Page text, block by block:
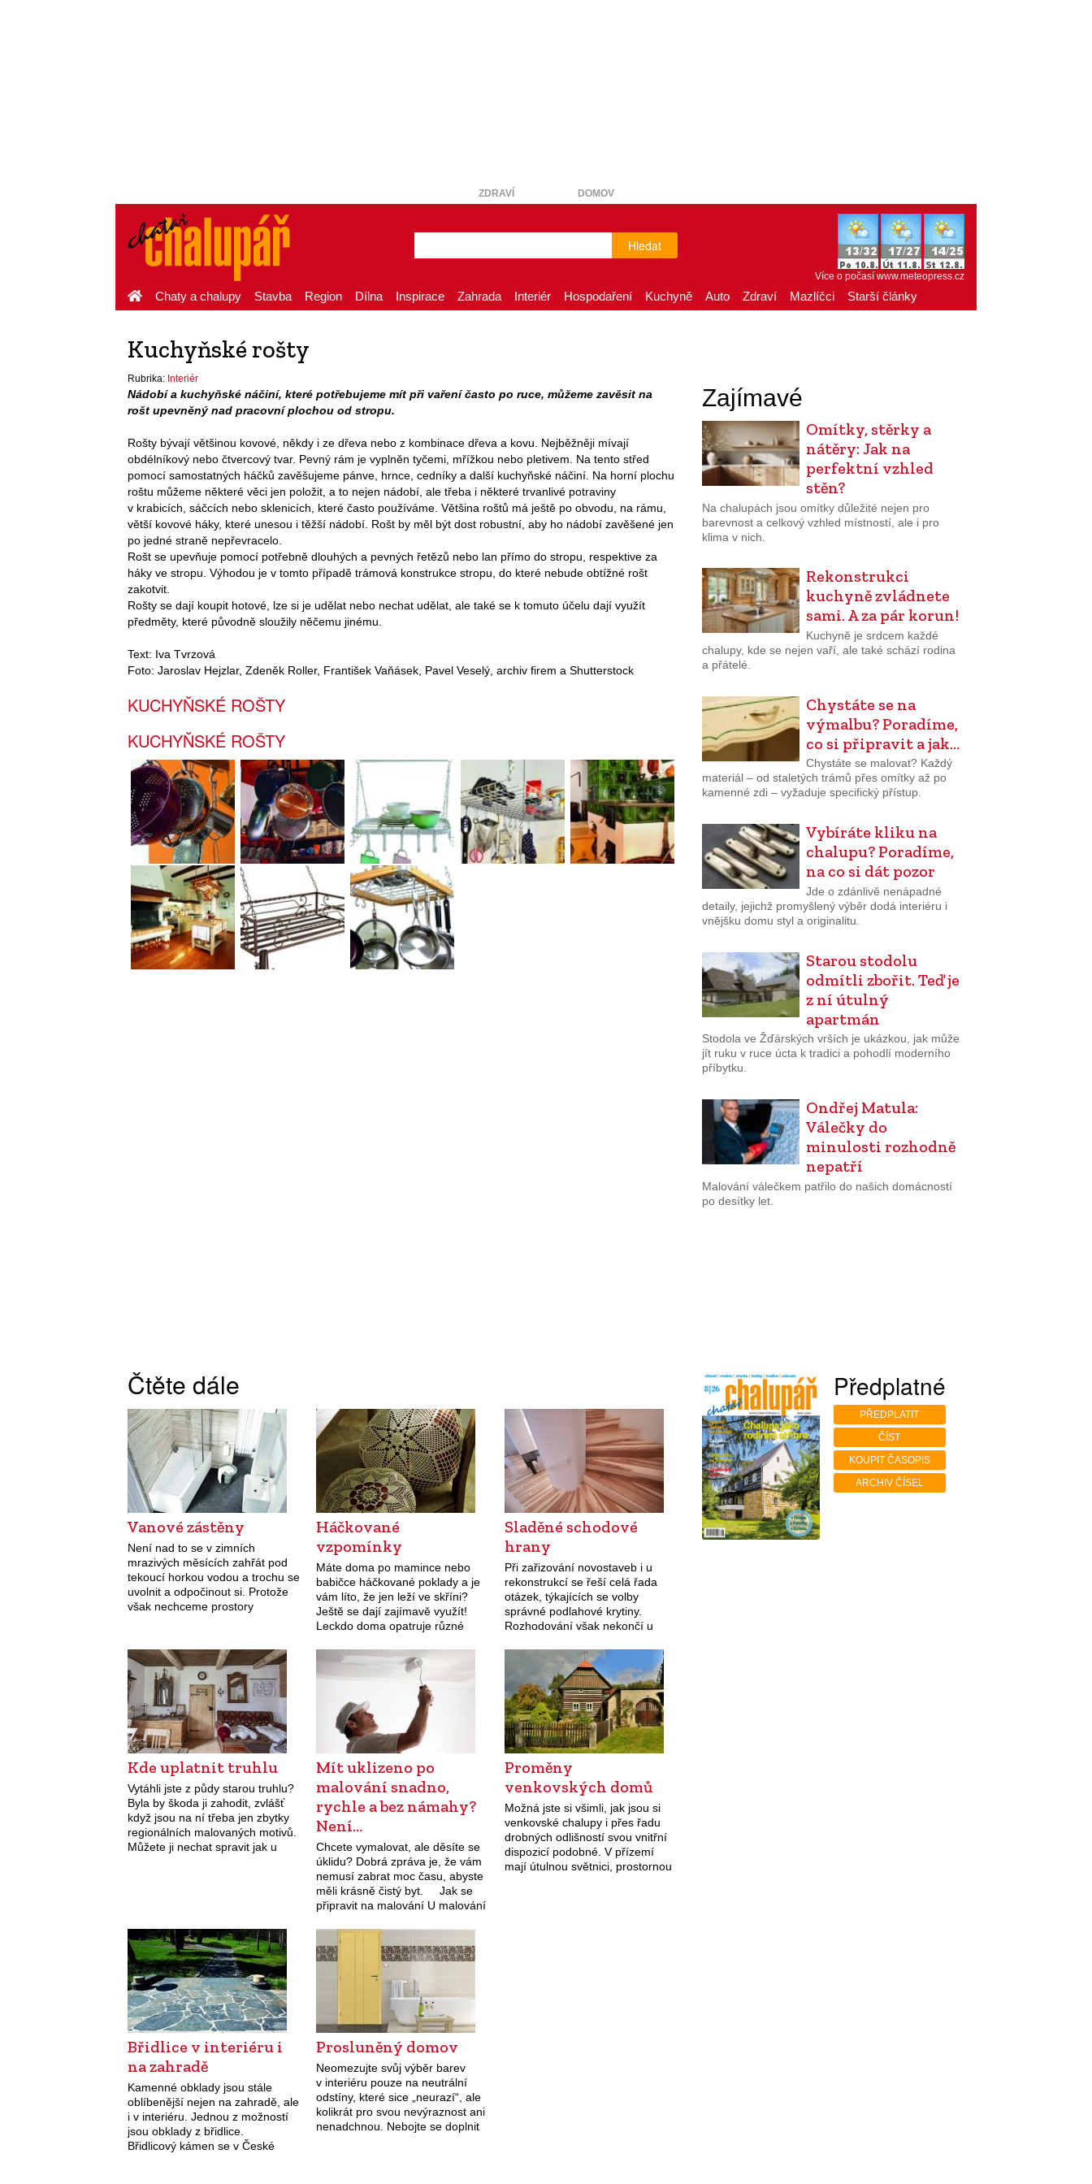
ZDRAVÍ DOMOV
Hledat
Více o počasí www.meteopress.cz
Chaty a chalupy Stavba Region Dílna Inspirace Zahrada Interiér Hospodaření Kuchyně Auto Zdraví Mazlíčci Starší články
Kuchyňské rošty
Rubrika: Interiér
Nádobí a kuchyňské náčiní, které potřebujeme mít při vaření často po ruce, můžeme zavěsit na
rošt upevněný nad pracovní plochou od stropu.
Rošty bývají většinou kovové, někdy i ze dřeva nebo z kombinace dřeva a kovu. Nejběžněji mívají
obdélníkový nebo čtvercový tvar. Pevný rám je vyplněn tyčemi, mřížkou nebo pletivem. Na tento střed
pomocí samostatných háčků zavěšujeme pánve, hrnce, cedníky a další kuchyňské náčiní. Na horní plochu
roštu můžeme některé věci jen položit, a to nejen nádobí, ale třeba i některé trvanlivé potraviny
v krabicích, sáčcích nebo sklenicích, které často používáme. Většina roštů má ještě po obvodu, na rámu,
větší kovové háky, které unesou i těžší nádobí. Rošt by měl být dost robustní, aby ho nádobí zavěšené jen
po jedné straně nepřevracelo.
Rošt se upevňuje pomocí potřebně dlouhých a pevných řetězů nebo lan přímo do stropu, respektive za
háky ve stropu. Výhodou je v tomto případě trámová konstrukce stropu, do které nebude obtížné rošt
zakotvit.
Rošty se dají koupit hotové, lze si je udělat nebo nechat udělat, ale také se k tomuto účelu dají využít
předměty, které původně sloužily něčemu jinému.
Text: Iva Tvrzová
Foto: Jaroslav Hejzlar, Zdeněk Roller, František Vaňásek, Pavel Veselý, archiv firem a Shutterstock
KUCHYŇSKÉ ROŠTY
KUCHYŇSKÉ ROŠTY
Zajímavé
Omítky, stěrky a
nátěry: Jak na
perfektní vzhled
stěn?
Na chalupách jsou omítky důležité nejen pro
barevnost a celkový vzhled místností, ale i pro
klima v nich.
Rekonstrukci
kuchyně zvládnete
sami. A za pár korun!
Kuchyně je srdcem každé
chalupy, kde se nejen vaří, ale také schází rodina
a přátelé.
Chystáte se na
výmalbu? Poradíme,
co si připravit a jak…
Chystáte se malovat? Každý
materiál – od staletých trámů přes omítky až po
kamenné zdi – vyžaduje specifický přístup.
Vybíráte kliku na
chalupu? Poradíme,
na co si dát pozor
Jde o zdánlivě nenápadné
detaily, jejichž promyšlený výběr dodá interiéru i
vnějšku domu styl a originalitu.
Starou stodolu
odmítli zbořit. Teď je
z ní útulný
apartmán
Stodola ve Žďárských vrších je ukázkou, jak může
jít ruku v ruce úcta k tradici a pohodlí moderního
příbytku.
Ondřej Matula:
Válečky do
minulosti rozhodně
nepatří
Malování válečkem patřilo do našich domácností
po desítky let.
Čtěte dále
Vanové zástěny
Není nad to se v zimních
mrazivých měsících zahřát pod
tekoucí horkou vodou a trochu se
uvolnit a odpočinout si. Protože
však nechceme prostory
kvalitní…
Háčkované
vzpomínky
Máte doma po mamince nebo
babičce háčkované poklady a je
vám líto, že jen leží ve skříni?
Ještě se dají zajímavě využít!
Leckdo doma opatruje různé
nebo dokonce po prababičce.…
Sladěné schodové
hrany
Při zařizování novostaveb i u
rekonstrukcí se řeší celá řada
otázek, týkajících se volby
správné podlahové krytiny.
Rozhodování však nekončí u
třeba i na vhodné řešení pro
schodiště. Švédský výrobce…
Kde uplatnit truhlu
Vytáhli jste z půdy starou truhlu?
Byla by škoda ji zahodit, zvlášť
když jsou na ní třeba jen zbytky
regionálních malovaných motivů.
Můžete ji nechat spravit jak u
Mít uklizeno po
malování snadno,
rychle a bez námahy?
Není…
Chcete vymalovat, ale děsíte se
úklidu? Dobrá zpráva je, že vám
nemusí zabrat moc času, abyste
měli krásně čistý byt. Jak se
připravit na malování U malování
nejdůležitějším krokem…
Proměny
venkovských domů
Možná jste si všimli, jak jsou si
venkovské chalupy i přes řadu
drobných odlišností svou vnitřní
dispozicí podobné. V přízemí
mají útulnou světnici, prostornou
Břidlice v interiéru i
na zahradě
Kamenné obklady jsou stále
oblíbenější nejen na zahradě, ale
i v interiéru. Jednou z možností
jsou obklady z břidlice.
Břidlicový kámen se v České
Prosluněný domov
Neomezujte svůj výběr barev
v interiéru pouze na neutrální
odstíny, které sice „neurazí“, ale
kolikrát pro svou nevýraznost ani
nenadchnou. Nebojte se doplnit
Předplatné
PŘEDPLATIT
ČÍST
KOUPIT ČASOPIS
ARCHIV ČÍSEL